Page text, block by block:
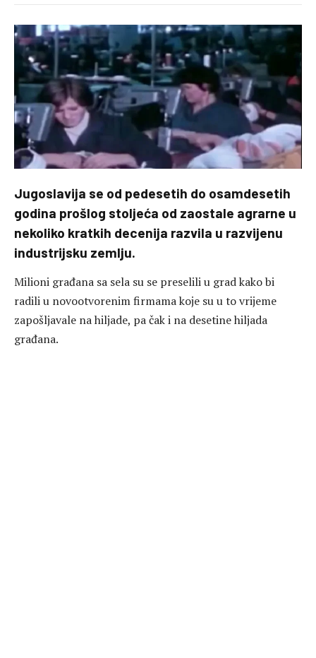
Jugoslavija se od pedesetih do osamdesetih
godina prošlog stoljeća od zaostale agrarne u
nekoliko kratkih decenija razvila u razvijenu
industrijsku zemlju.
Milioni građana sa sela su se preselili u grad kako bi
radili u novootvorenim firmama koje su u to vrijeme
zapošljavale na hiljade, pa čak i na desetine hiljada
građana.